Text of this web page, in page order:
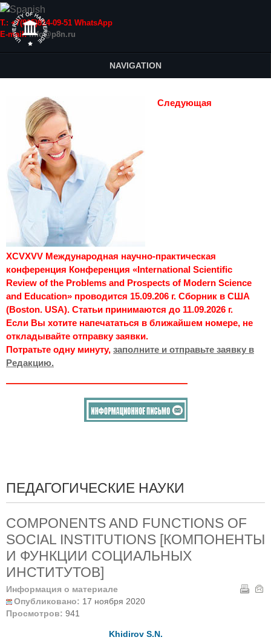
Т.: +7(915)814-09-51 WhatsApp
E-mail:info@p8n.ru
NAVIGATION
Следующая
XCVXVV Международная научно-практическая
конференция Конференция «International Scientific
Review of the Problems and Prospects of Modern Science
and Education» проводится 15.09.206 г. Сборник в США
(Boston. USA). Статьи принимаются до 11.09.2026 г.
Если Вы хотите напечататься в ближайшем номере, не
откладывайте отправку заявки.
Потратьте одну минуту, заполните и отправьте заявку в
Редакцию.
ПЕДАГОГИЧЕСКИЕ НАУКИ
COMPONENTS AND FUNCTIONS OF
SOCIAL INSTITUTIONS [КОМПОНЕНТЫ
И ФУНКЦИИ СОЦИАЛЬНЫХ
ИНСТИТУТОВ]
Информация о материале
Опубликовано: 17 ноября 2020
Просмотров: 941
Khidirov S.N.